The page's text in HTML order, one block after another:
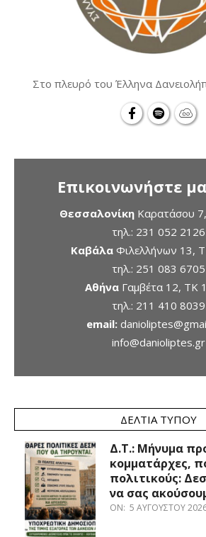
Στο πλευρό του Έλληνα
Επικοινωνήστε
ΘεσσαλονίκηΚαρατάσου
τηλ.: 231 052 2126
ΚαβάλαΦιλελλήνων 13,
τηλ.: 251 083 6705
ΑθήναΓαμβέτα 12, ΤΚ
τηλ.: 211 410 8039
email:
info@danioliptes.gr
ΔΕΛΤΊΑ ΤΎΠΟΥ
Δ.Τ.: Μήνυμα
κομματάρχες,
πολιτικούς:
να σας
ON: 5 ΑΥΓΟΎΣΤΟΥ